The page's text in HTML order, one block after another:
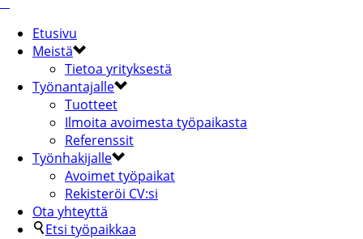
Etusivu
Meistä
Tietoa yrityksestä
Työnantajalle
Tuotteet
Ilmoita avoimesta työpaikasta
Referenssit
Työnhakijalle
Avoimet työpaikat
Rekisteröi CV:si
Ota yhteyttä
Etsi työpaikkaa